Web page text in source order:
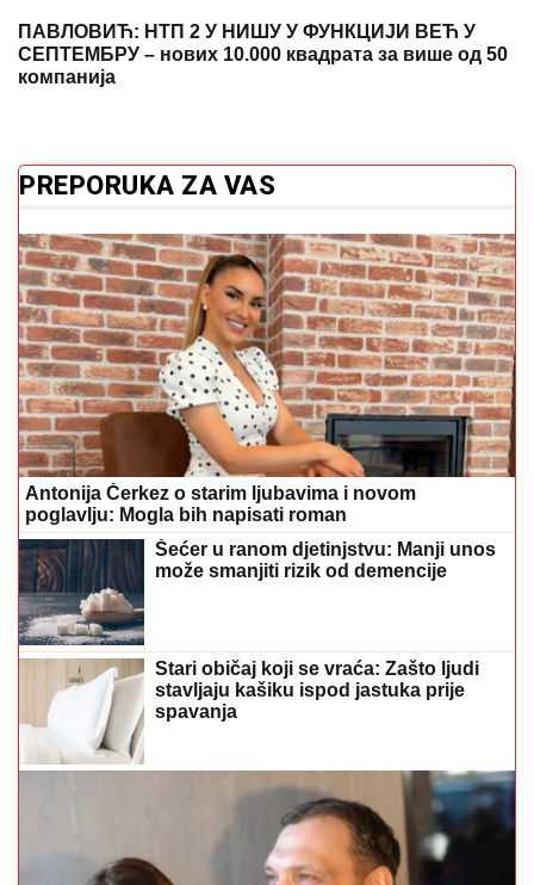
ПАВЛОВИЋ: НТП 2 У НИШУ У ФУНКЦИЈИ ВЕЋ У
СЕПТЕМБРУ – нових 10.000 квадрата за више од 50
компанија
PREPORUKA ZA VAS
Antonija Čerkez o starim ljubavima i novom
poglavlju: Mogla bih napisati roman
Šećer u ranom djetinjstvu: Manji unos
može smanjiti rizik od demencije
Stari običaj koji se vraća: Zašto ljudi
stavljaju kašiku ispod jastuka prije
spavanja